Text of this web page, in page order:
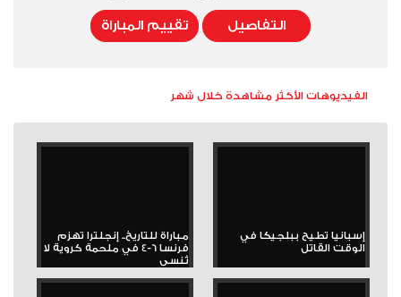
التفاصيل تقييم المباراة
الفيديوهات الأكثر مشاهدة خلال شهر
إسبانيا تطيح ببلجيكا في
الوقت القاتل
مباراة للتاريخ.. إنجلترا تهزم
فرنسا 6-4 في ملحمة كروية لا
تُنسى